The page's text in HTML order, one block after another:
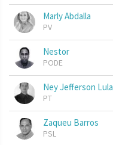
Marly Abdalla
PV
Nestor
PODE
Ney Jefferson Lula
PT
Zaqueu Barros
PSL